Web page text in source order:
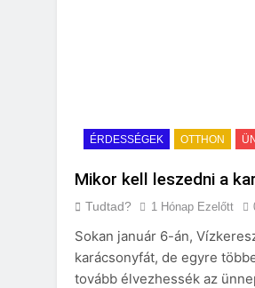
ÉRDESSÉGEK OTTHON
Mikor kell leszedni a
Tudtad? 1 Hónap Ezelőtt
Sokan január 6-án,
karácsonyfát, de egyre
tovább élvezhessék az